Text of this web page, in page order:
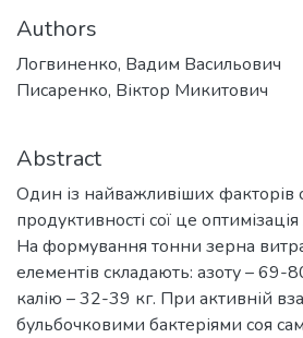
Authors
Логвиненко, Вадим Васильович
Писаренко, Віктор Микитович
Abstract
Один із найважливіших факторів
продуктивності сої це
На формування тонни зерна
елементів складають: азоту –
калію – 32-39 кг. При активній
бульбочковими бактеріями соя